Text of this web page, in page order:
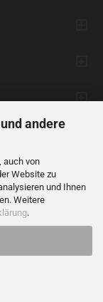
andere
auch von
Website zu
und Ihnen
Weitere
.